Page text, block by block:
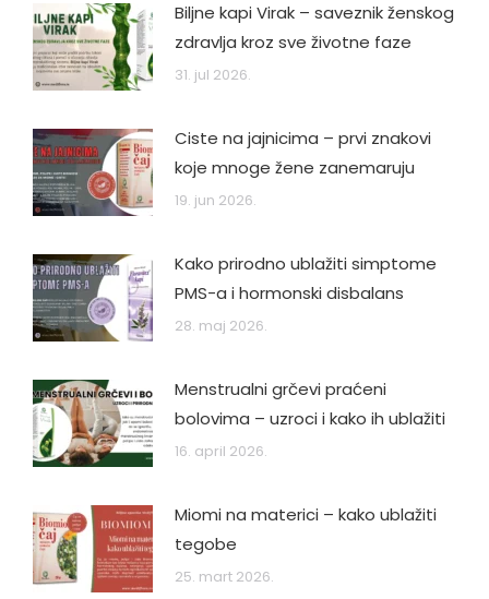
Biljne kapi Virak – saveznik ženskog
zdravlja kroz sve životne faze
31. jul 2026.
Ciste na jajnicima – prvi znakovi
koje mnoge žene zanemaruju
19. jun 2026.
Kako prirodno ublažiti simptome
PMS-a i hormonski disbalans
28. maj 2026.
Menstrualni grčevi praćeni
bolovima – uzroci i kako ih ublažiti
16. april 2026.
Miomi na materici – kako ublažiti
tegobe
25. mart 2026.